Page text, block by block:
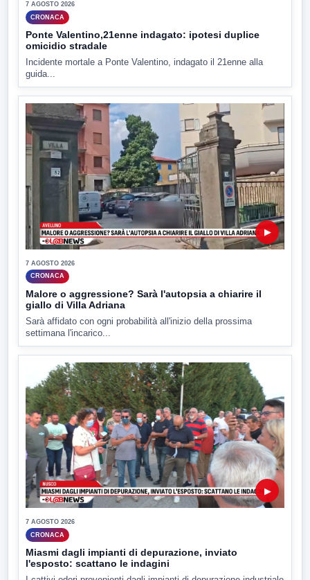
7 AGOSTO 2026
CRONACA
Ponte Valentino,21enne indagato: ipotesi duplice
omicidio stradale
Incidente mortale a Ponte Valentino, indagato il 21enne alla
guida...
▶
7 AGOSTO 2026
CRONACA
Malore o aggressione? Sarà l'autopsia a chiarire il
giallo di Villa Adriana
Sarà affidato con ogni probabilità all'inizio della prossima
settimana l'incarico...
▶
7 AGOSTO 2026
CRONACA
Miasmi dagli impianti di depurazione, inviato
l'esposto: scattano le indagini